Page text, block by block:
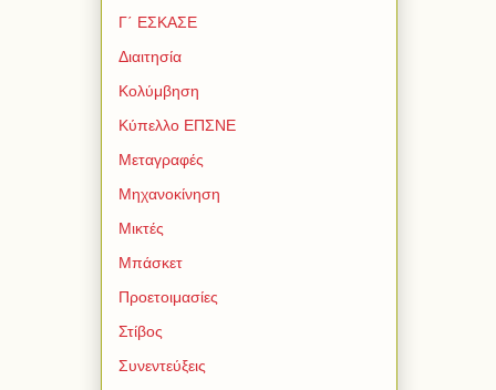
Γ΄ ΕΣΚΑΣΕ
Διαιτησία
Κολύμβηση
Κύπελλο ΕΠΣΝΕ
Μεταγραφές
Μηχανοκίνηση
Μικτές
Μπάσκετ
Προετοιμασίες
Στίβος
Συνεντεύξεις